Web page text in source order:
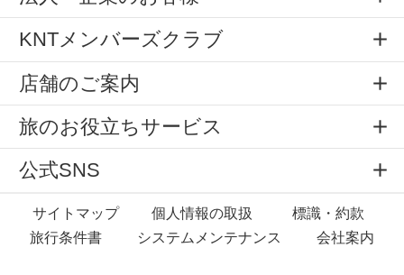
KNTメンバーズクラブ
店舗のご案内
旅のお役立ちサービス
公式SNS
サイトマップ 個人情報の取扱
標識・約款
旅行条件書
システムメンテナンス 会社案内